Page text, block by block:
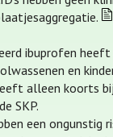
ibuprofen
en
alleen koorts
SKP.
een